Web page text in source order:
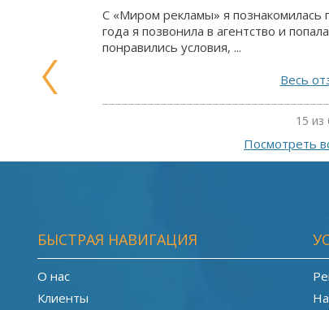
С «Миром рекламы» я познакомилась
года я позвонила в агентство и
понравились условия, ...
Весь
15 из
Посмотреть
БЫСТРАЯ НАВИГАЦИЯ
О нас
Клиенты